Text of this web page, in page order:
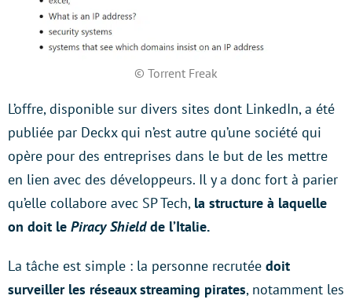
© Torrent Freak
L’offre, disponible sur divers sites dont LinkedIn, a été
publiée par Deckx qui n’est autre qu’une société qui
opère pour des entreprises dans le but de les mettre
en lien avec des développeurs. Il y a donc fort à parier
qu’elle collabore avec SP Tech, la structure à laquelle
on doit le Piracy Shieldde l’Italie.
La tâche est simple : la personne recrutée doit
surveiller les réseaux streaming pirates, notamment les